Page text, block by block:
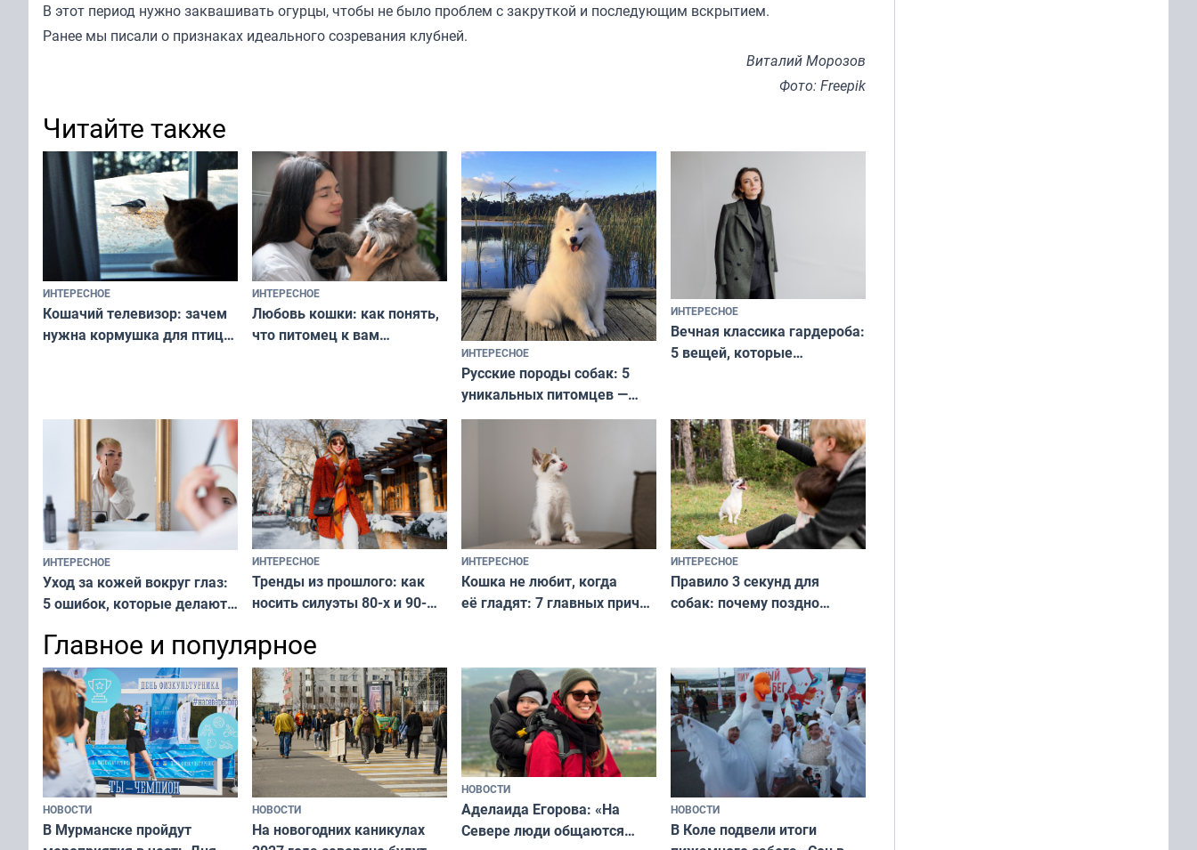
В этот период нужно заквашивать огурцы, чтобы не было проблем с закруткой и последующим вскрытием.
Ранее мы писали о признаках идеального созревания клубней.
Виталий Морозов
Фото: Freepik
Читайте также
ИНТЕРЕСНОЕ
Кошачий телевизор: зачем
нужна кормушка для птиц
ИНТЕРЕСНОЕ
Любовь кошки: как понять,
что питомец к вам
ИНТЕРЕСНОЕ
Русские породы собак: 5
уникальных питомцев —
национальные сокровища
и характером
ИНТЕРЕСНОЕ
Вечная классика гардероба:
5 вещей, которые
и актуально в любой сезон
ИНТЕРЕСНОЕ
Уход за кожей вокруг глаз:
5 ошибок, которые делают
и вернуть свежий взгляд
без дорогих средств
ИНТЕРЕСНОЕ
Тренды из прошлого: как
носить силуэты 80-х и 90-
современно и стильно без
переплат
ИНТЕРЕСНОЕ
Кошка не любит, когда
её гладят: 7 главных причин
независимому питомцу
ИНТЕРЕСНОЕ
Правило 3 секунд для
собак: почему поздно
питомцу всё сразу и без
криков
Главное и популярное
НОВОСТИ
В Мурманске пройдут
НОВОСТИ
На новогодних каникулах
НОВОСТИ
Аделаида Егорова: «На
Севере люди общаются
НОВОСТИ
В Коле подвели итоги